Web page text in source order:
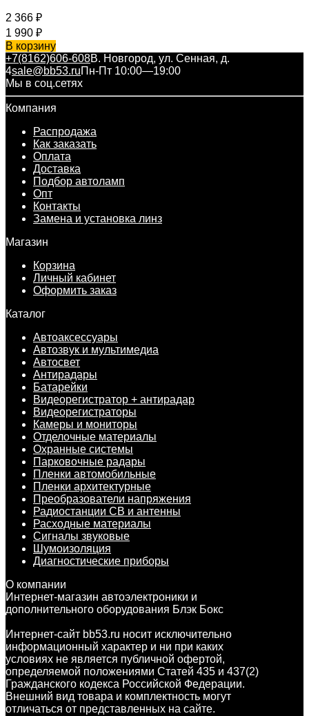
2 366 ₽
1 990 ₽
В корзину
+7(8162)606-608В. Новгород, ул. Сенная, д.
4sale@bb53.ruПн-Пт 10:00—19:00
Мы в соц.сетях
Компания
Распродажа
Как заказать
Оплата
Доставка
Подбор автоламп
Опт
Контакты
Замена и установка линз
Магазин
Корзина
Личный кабинет
Оформить заказ
Каталог
Автоаксессуары
Автозвук и мультимедиа
Автосвет
Антирадары
Батарейки
Видеорегистратор + антирадар
Видеорегистраторы
Камеры и мониторы
Отделочные материалы
Охранные системы
Парковочные радары
Пленки автомобильные
Пленки архитектурные
Преобразователи напряжения
Радиостанции CB и антенны
Расходные материалы
Сигналы звуковые
Шумоизоляция
Диагностические приборы
О компании
Интернет-магазин автоэлектроники и
дополнительного оборудования Блэк Бокс
Интернет-сайт bb53.ru носит исключительно
информационный характер и ни при каких
условиях не является публичной офертой,
определяемой положениями Статей 435 и 437(2)
Гражданского кодекса Российской Федерации.
Внешний вид товара и комплектность могут
отличаться от представленных на сайте.